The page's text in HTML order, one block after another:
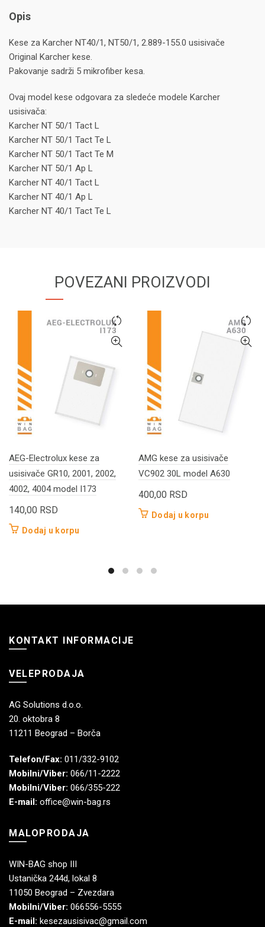
Opis
Kese za Karcher NT40/1, NT50/1, 2.889-155.0 usisivače
Original Karcher kese.
Pakovanje sadrži 5 mikrofiber kesa.
Ovaj model kese odgovara za sledeće modele Karcher
usisivača:
Karcher NT 50/1 Tact L
Karcher NT 50/1 Tact Te L
Karcher NT 50/1 Tact Te M
Karcher NT 50/1 Ap L
Karcher NT 40/1 Tact L
Karcher NT 40/1 Ap L
Karcher NT 40/1 Tact Te L
POVEZANI PROIZVODI
AEG-Electrolux kese za
usisivače GR10, 2001, 2002,
4002, 4004 model I173
140,00 RSD
Dodaj u korpu
AMG kese za usisivače
VC902 30L model A630
400,00 RSD
Dodaj u korpu
KONTAKT INFORMACIJE
VELEPRODAJA
AG Solutions d.o.o.
20. oktobra 8
11211 Beograd – Borča
Telefon/Fax: 011/332-9102
Mobilni/Viber: 066/11-2222
Mobilni/Viber: 066/355-222
E-mail: office@win-bag.rs
MALOPRODAJA
WIN-BAG shop III
Ustanička 244d, lokal 8
11050 Beograd – Zvezdara
Mobilni/Viber: 066556-5555
E-mail: kesezausisivac@gmail.com